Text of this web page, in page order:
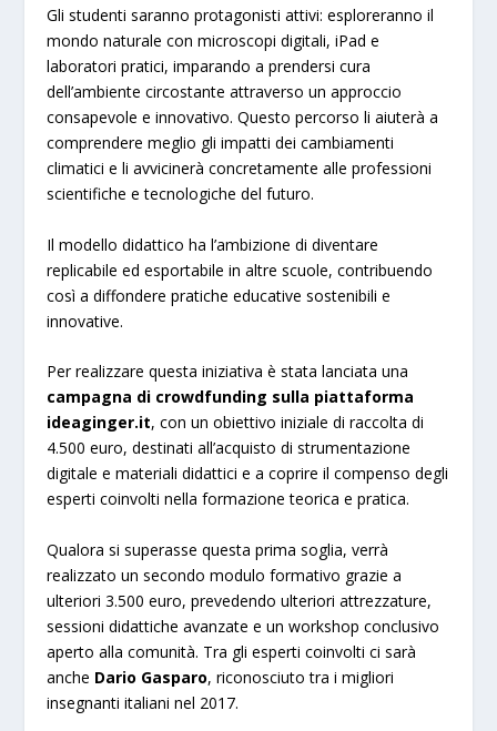
Gli studenti saranno protagonisti attivi: esploreranno il
mondo naturale con microscopi digitali, iPad e
laboratori pratici, imparando a prendersi cura
dell’ambiente circostante attraverso un approccio
consapevole e innovativo. Questo percorso li aiuterà a
comprendere meglio gli impatti dei cambiamenti
climatici e li avvicinerà concretamente alle professioni
scientifiche e tecnologiche del futuro.
Il modello didattico ha l’ambizione di diventare
replicabile ed esportabile in altre scuole, contribuendo
così a diffondere pratiche educative sostenibili e
innovative.
Per realizzare questa iniziativa è stata lanciata una
campagna di crowdfunding sulla piattaforma
ideaginger.it, con un obiettivo iniziale di raccolta di
4.500 euro, destinati all’acquisto di strumentazione
digitale e materiali didattici e a coprire il compenso degli
esperti coinvolti nella formazione teorica e pratica.
Qualora si superasse questa prima soglia, verrà
realizzato un secondo modulo formativo grazie a
ulteriori 3.500 euro, prevedendo ulteriori attrezzature,
sessioni didattiche avanzate e un workshop conclusivo
aperto alla comunità. Tra gli esperti coinvolti ci sarà
anche Dario Gasparo, riconosciuto tra i migliori
insegnanti italiani nel 2017.